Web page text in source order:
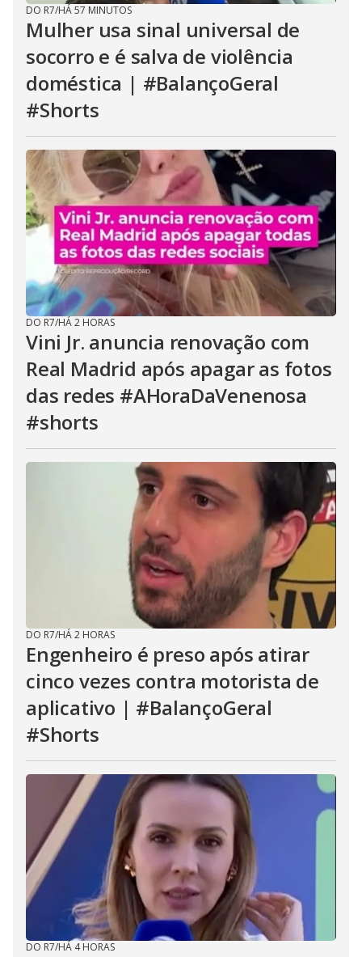
DO R7/HÁ 57 MINUTOS
Mulher usa sinal universal de
socorro e é salva de violência
doméstica | #BalançoGeral
#Shorts
DO R7/HÁ 2 HORAS
Vini Jr. anuncia renovação com
Real Madrid após apagar as fotos
das redes #AHoraDaVenenosa
#shorts
DO R7/HÁ 2 HORAS
Engenheiro é preso após atirar
cinco vezes contra motorista de
aplicativo | #BalançoGeral
#Shorts
DO R7/HÁ 4 HORAS